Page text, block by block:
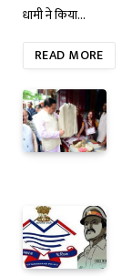
धामी ने किया…
READ MORE